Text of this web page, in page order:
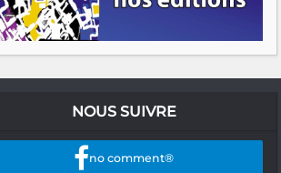
NOUS SUIVRE
no comment®